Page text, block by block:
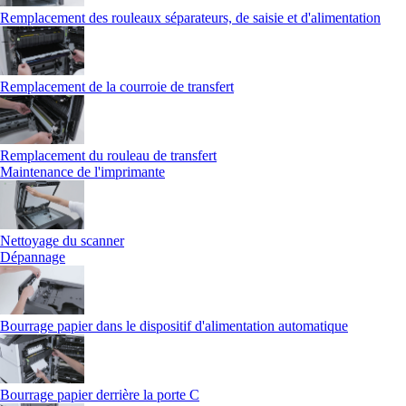
Remplacement des rouleaux séparateurs, de saisie et d'alimentation
Remplacement de la courroie de transfert
Remplacement du rouleau de transfert
Maintenance de l'imprimante
Nettoyage du scanner
Dépannage
Bourrage papier dans le dispositif d'alimentation automatique
Bourrage papier derrière la porte C